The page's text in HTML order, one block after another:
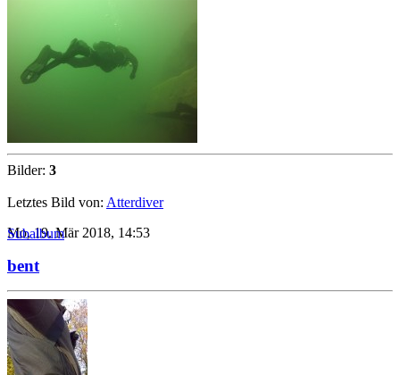
Bilder: 3
Letztes Bild von: Atterdiver
Mo, 19. Mär 2018, 14:53
Subalbum
bent